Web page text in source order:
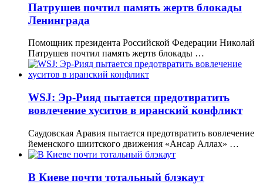
Патрушев почтил память жертв блокады
Ленинграда
Помощник президента Российской Федерации Николай
Патрушев почтил память жертв блокады …
WSJ: Эр-Рияд пытается предотвратить
вовлечение хуситов в иранский конфликт
Саудовская Аравия пытается предотвратить вовлечение
йеменского шиитского движения «Ансар Аллах» …
В Киеве почти тотальный блэкаут